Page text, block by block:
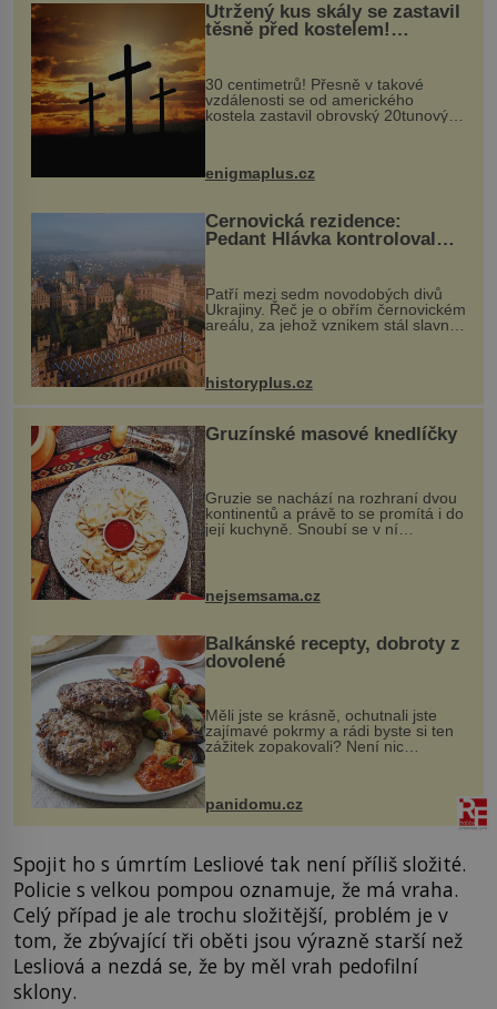
Utržený kus skály se zastavil
těsně před kostelem!
Ochránila ho boží síla?
30 centimetrů! Přesně v takové
vzdálenosti se od amerického
kostela zastavil obrovský 20tunový
...
enigmaplus.cz
Černovická rezidence:
Pedant Hlávka kontroloval
Patří mezi sedm novodobých divů
Ukrajiny. Řeč je o obřím černovickém
areálu, za jehož vznikem stál slavný
český architekt Josef Hlávka. Ten si
na něm dal mimořádně záležet. Jeho
historyplus.cz
Gruzínské masové knedlíčky
Gruzie se nachází na rozhraní dvou
kontinentů a právě to se promítá i do
její kuchyně. Snoubí se v ní
evropské a asijské chutě a díky tomu
pokrmy, které rozhodně st...
nejsemsama.cz
Balkánské recepty, dobroty z
dovolené
Měli jste se krásně, ochutnali jste
zajímavé pokrmy a rádi byste si ten
zážitek zopakovali? Není nic
snazšího. Pljeskavica (10 porcí)
Možná jste ji ochutnali na dovolené v
bývalé Jugoslávii, lze ji vi...
panidomu.cz
Spojit ho s úmrtím Lesliové tak není příliš složité.
Policie s velkou pompou oznamuje, že má vraha.
Celý případ je ale trochu složitější, problém je v
tom, že zbývající tři oběti jsou výrazně starší než
Lesliová a nezdá se, že by měl vrah pedofilní
sklony.